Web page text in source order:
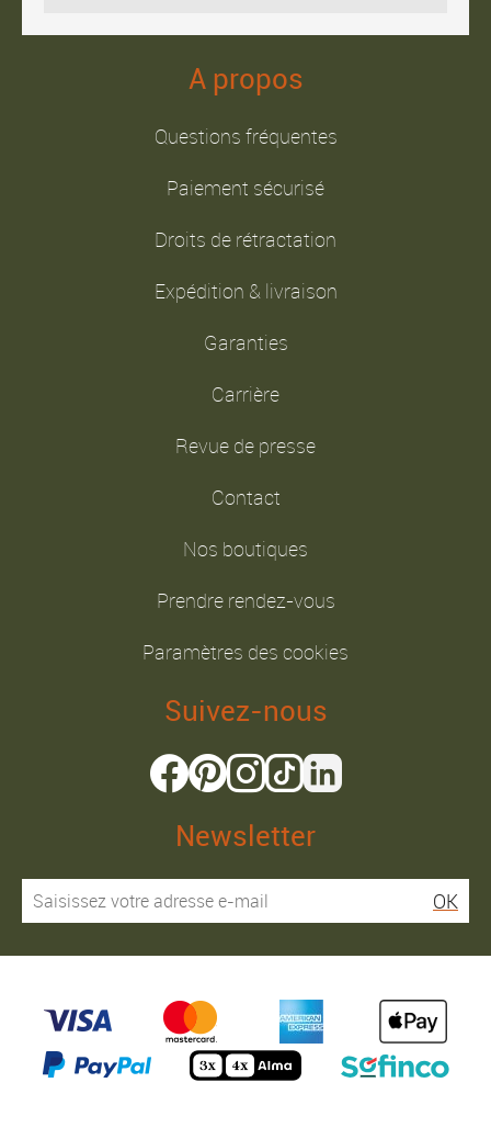
A propos
Questions fréquentes
Paiement sécurisé
Droits de rétractation
Expédition & livraison
Garanties
Carrière
Revue de presse
Contact
Nos boutiques
Prendre rendez-vous
Paramètres des cookies
Suivez-nous
Newsletter
OK